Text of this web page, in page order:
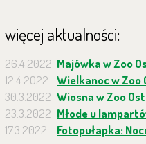
więcej aktualności:
26.4.2022 Majówka w Zoo
12.4.2022
Wielkanoc w Zoo
30.3.2022 Wiosna w Zoo
23.3.2022 Młode u
17.3.2022
Fotopułapka: